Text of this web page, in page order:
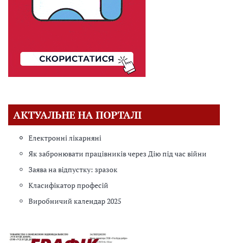
АКТУАЛЬНЕ НА ПОРТАЛІ
Електронні лікарняні
Як забронювати працівників через Дію під час війни
Заява на відпустку: зразок
Класифікатор професій
Виробничий календар 2025